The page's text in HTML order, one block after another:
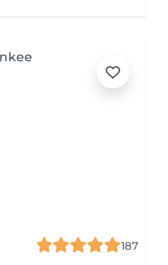
187